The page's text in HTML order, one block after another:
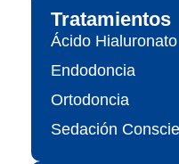
Tratamientos
Ácido Hialuronato
Endodoncia
Ortodoncia
Sedación